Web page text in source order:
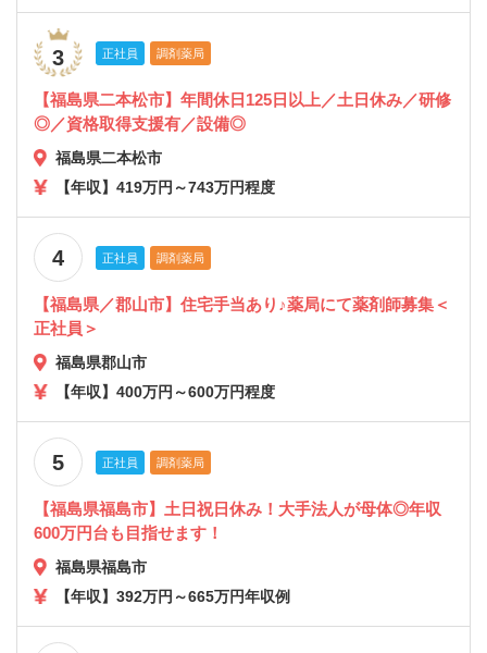
3 正社員 調剤薬局
【福島県二本松市】年間休日125日以上／土日休み／研修
◎／資格取得支援有／設備◎
福島県二本松市
【年収】419万円～743万円程度
4 正社員 調剤薬局
【福島県／郡山市】住宅手当あり♪薬局にて薬剤師募集＜
正社員＞
福島県郡山市
【年収】400万円～600万円程度
5 正社員 調剤薬局
【福島県福島市】土日祝日休み！大手法人が母体◎年収
600万円台も目指せます！
福島県福島市
【年収】392万円～665万円年収例